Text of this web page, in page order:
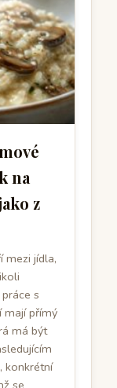
na
z
mezi jídla,
s
mají přímý
má být
konkrétní
se